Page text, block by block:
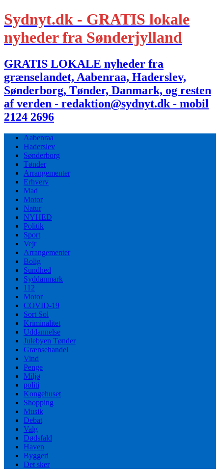
Sydnyt.dk - GRATIS lokale
nyheder fra Sønderjylland
GRATIS LOKALE nyheder fra
grænselandet, Aabenraa, Haderslev,
Sønderborg, Tønder, Danmark, og resten
af verden - redaktion@sydnyt.dk - mobil
2124 2696
Aabenraa
Haderslev
Sønderborg
Tønder
Arrangementer
Erhverv
Mad
Motor
Natur
NYHED
Politik
Sport
Vejr
Arrangementer
Bolig
Sundhed
Syddanmark
112
Motor
COVID-19
Sort Sol
Kriminalitet
Uddannelse
Julebyen Tønder
Grænsehandel
Vind
Penge
Miljø
politi
Kongehuset
Shopping
Musik
Debat
Valg
Dødsfald
Haven
Byggeri
Det sker